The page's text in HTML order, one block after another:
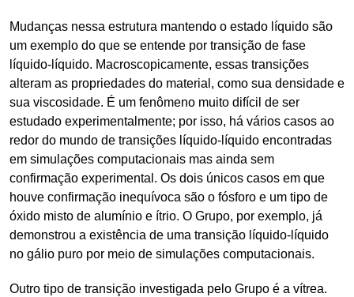
Mudanças nessa estrutura mantendo o estado líquido são
um exemplo do que se entende por transição de fase
líquido-líquido. Macroscopicamente, essas transições
alteram as propriedades do material, como sua densidade e
sua viscosidade. É um fenômeno muito difícil de ser
estudado experimentalmente; por isso, há vários casos ao
redor do mundo de transições líquido-líquido encontradas
em simulações computacionais mas ainda sem
confirmação experimental. Os dois únicos casos em que
houve confirmação inequívoca são o fósforo e um tipo de
óxido misto de alumínio e ítrio. O Grupo, por exemplo, já
demonstrou a existência de uma transição líquido-líquido
no gálio puro por meio de simulações computacionais.
Outro tipo de transição investigada pelo Grupo é a vítrea.